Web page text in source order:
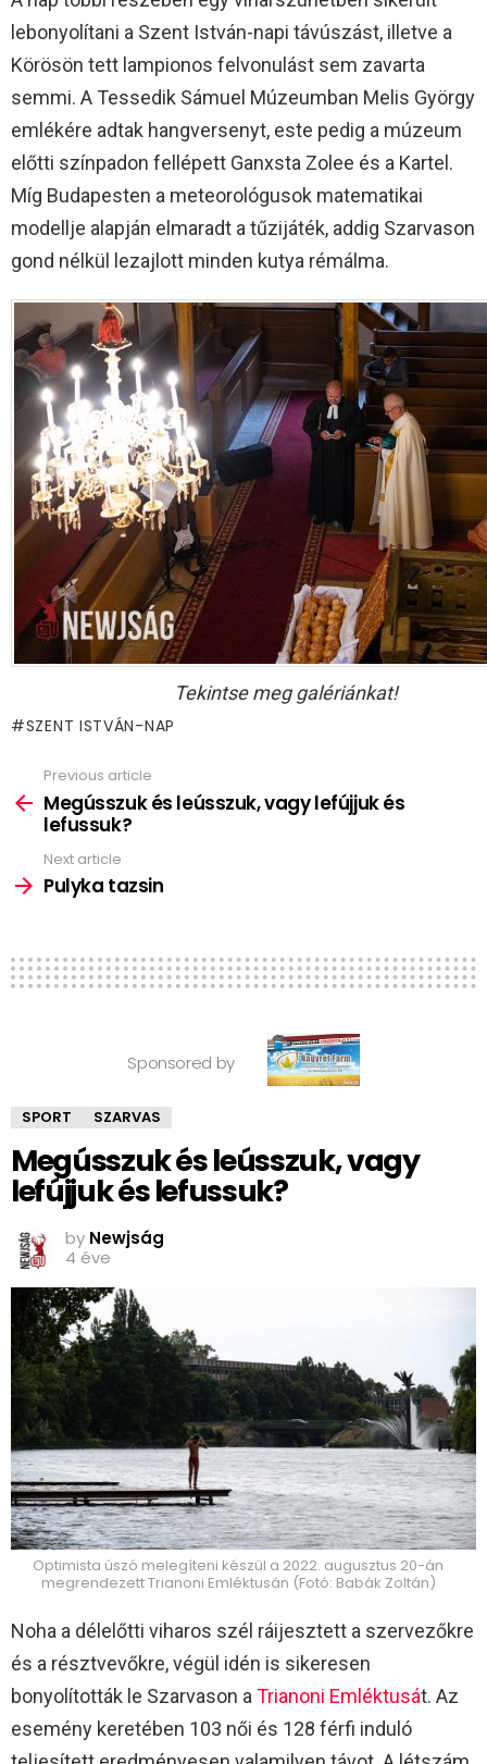
lebonyolítani a Szent István-napi távúszást, illetve a
Körösön tett lampionos felvonulást sem zavarta
semmi. A Tessedik Sámuel Múzeumban Melis György
emlékére adtak hangversenyt, este pedig a múzeum
előtti színpadon fellépett Ganxsta Zolee és a Kartel.
Míg Budapesten a meteorológusok matematikai
modellje alapján elmaradt a tűzijáték, addig Szarvason
gond nélkül lezajlott minden kutya rémálma.
Tekintse meg galériánkat!
SZENT ISTVÁN-NAP
more
Previous article
Megússzuk és leússzuk, vagy lefújjuk és
lefussuk?
Next article
Pulyka tazsin
Sponsored by
SPORT SZARVAS
Megússzuk és leússzuk, vagy
lefújjuk és lefussuk?
by Newjság
4 éve
Optimista úszó melegíteni készül a 2022. augusztus 20-án
megrendezett Trianoni Emléktusán (Fotó: Babák Zoltán)
Noha a délelőtti viharos szél ráijesztett a szervezőkre
és a résztvevőkre, végül idén is sikeresen
bonyolították le Szarvason a Trianoni Emléktusát. Az
esemény keretében 103 női és 128 férfi induló